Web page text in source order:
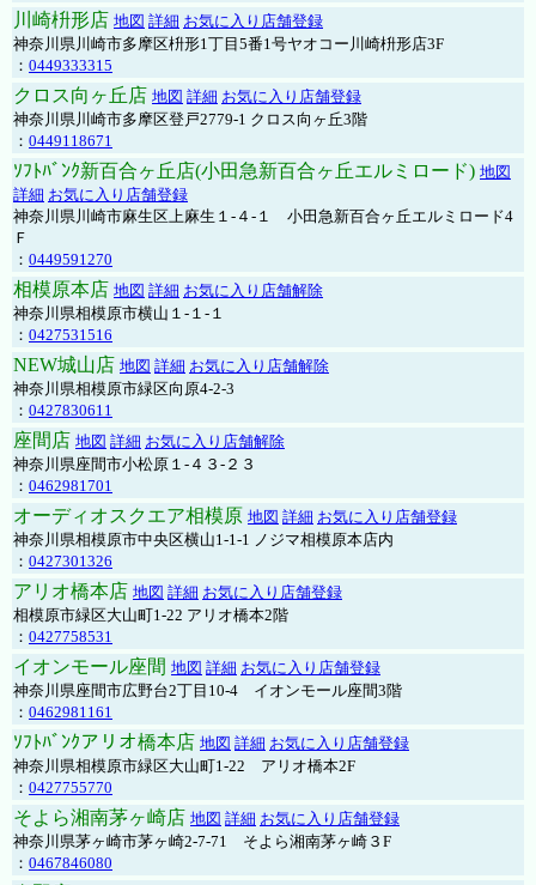
川崎枡形店 地図 詳細 お気に入り店舗登録
神奈川県川崎市多摩区枡形1丁目5番1号ヤオコー川崎枡形店3F
： 0449333315
クロス向ヶ丘店 地図 詳細 お気に入り店舗登録
神奈川県川崎市多摩区登戸2779-1 クロス向ヶ丘3階
： 0449118671
ｿﾌﾄﾊﾞﾝｸ新百合ヶ丘店(小田急新百合ヶ丘エルミロード) 地図
詳細 お気に入り店舗登録
神奈川県川崎市麻生区上麻生１-４-１ 小田急新百合ヶ丘エルミロード4
Ｆ
： 0449591270
相模原本店 地図 詳細 お気に入り店舗解除
神奈川県相模原市横山１-１-１
： 0427531516
NEW城山店 地図 詳細 お気に入り店舗解除
神奈川県相模原市緑区向原4-2-3
： 0427830611
座間店 地図 詳細 お気に入り店舗解除
神奈川県座間市小松原１-４３-２３
： 0462981701
オーディオスクエア相模原 地図 詳細 お気に入り店舗登録
神奈川県相模原市中央区横山1-1-1 ノジマ相模原本店内
： 0427301326
アリオ橋本店 地図 詳細 お気に入り店舗登録
相模原市緑区大山町1-22 アリオ橋本2階
： 0427758531
イオンモール座間 地図 詳細 お気に入り店舗登録
神奈川県座間市広野台2丁目10-4 イオンモール座間3階
： 0462981161
ｿﾌﾄﾊﾞﾝｸアリオ橋本店 地図 詳細 お気に入り店舗登録
神奈川県相模原市緑区大山町1-22 アリオ橋本2F
： 0427755770
そよら湘南茅ヶ崎店 地図 詳細 お気に入り店舗登録
神奈川県茅ヶ崎市茅ヶ崎2‐7‐71 そよら湘南茅ヶ崎３F
： 0467846080